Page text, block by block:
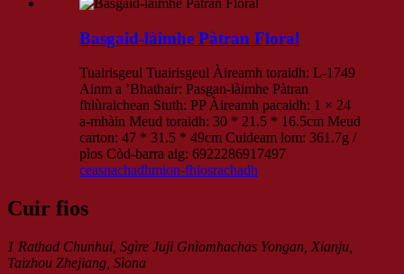
Basgaid-làimhe Pàtran Floral
Tuairisgeul Tuairisgeul Àireamh toraidh: L-1749
Ainm a ’Bhathair: Pasgan-làimhe Pàtran
fhlùraichean Stuth: PP Àireamh pacaidh: 1 × 24
a-mhàin Meud toraidh: 30 * 21.5 * 16.5cm Meud
carton: 47 * 31.5 * 49cm Cuideam lom: 361.7g /
pìos Còd-barra aig: 6922286917497
ceasnachadhmion-fhiosrachadh
Cuir fios
1 Rathad Chunhui, Sgìre Juji Gnìomhachas Yongan, Xianju,
Taizhou Zhejiang, Sìona